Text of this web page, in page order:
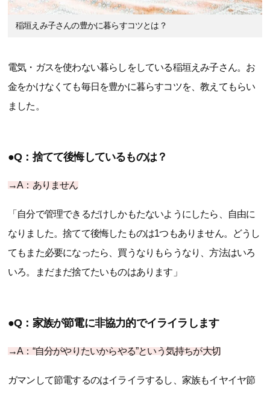
稲垣えみ子さんの豊かに暮らすコツとは？
電気・ガスを使わない暮らしをしている稲垣えみ子さん。お
金をかけなくても毎日を豊かに暮らすコツを、教えてもらい
ました。
●Q：捨てて後悔しているものは？
→A：ありません
「自分で管理できるだけしかもたないようにしたら、自由に
なりました。捨てて後悔したものは1つもありません。どうし
てもまた必要になったら、買うなりもらうなり、方法はいろ
いろ。まだまだ捨てたいものはあります」
●Q：家族が節電に非協力的でイライラします
→A：“自分がやりたいからやる”という気持ちが大切
ガマンして節電するのはイライラするし、家族もイヤイヤ節